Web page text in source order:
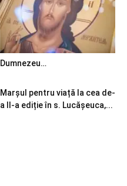
Dumnezeu…
Marșul pentru viață la cea de-
a II-a ediție în s. Lucășeuca,...